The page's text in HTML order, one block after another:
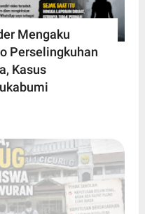
Mengaku
Perselingkuhan
Kasus